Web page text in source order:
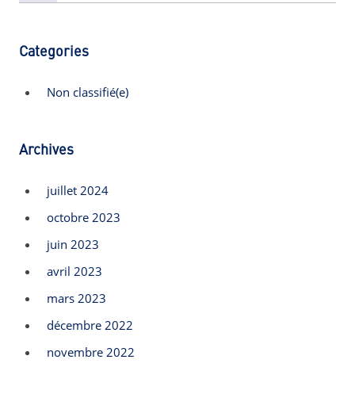
Categories
Non classifié(e)
Archives
juillet 2024
octobre 2023
juin 2023
avril 2023
mars 2023
décembre 2022
novembre 2022